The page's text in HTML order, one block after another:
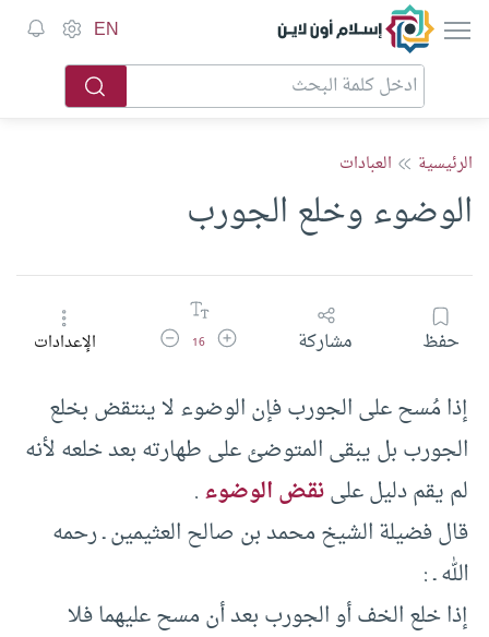
إسلام أون لاين EN
الرئيسية العبادات
الوضوء وخلع الجورب
حفظ مشاركة زيادة حجم الخط
16 تقليل حجم الخطالإعدادات
إذا مُسح على الجورب فإن الوضوء لا ينتقض بخلع
الجورب بل يبقى المتوضئ على طهارته بعد خلعه لأنه
لم يقم دليل علىنقض الوضوء.
قال فضيلة الشيخ محمد بن صالح العثيمين ـ رحمه
الله ـ :
إذا خلع الخف أو الجورب بعد أن مسح عليهما فلا